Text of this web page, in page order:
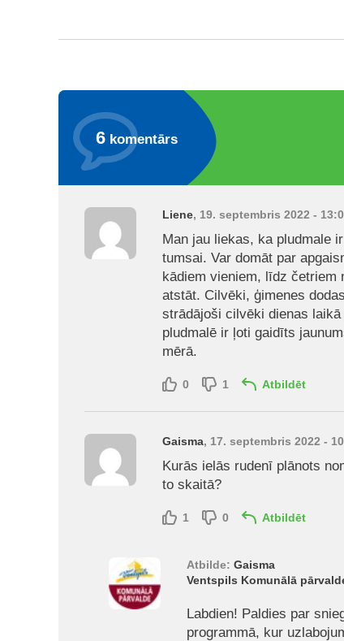
6 komentārs
Liene, 19. septembris 2022 -
Man jau liekas, ka pludmale
tumsai. Var domāt par
kādiem vieniem, līdz četriem
atstāt. Cilvēki, ģimenes
strādājoši cilvēki dienas
pludmalē ir ļoti gaidīts
mērā.
0 1 Atbildēt
Gaisma, 17. septembris 2022 -
Kurās ielās rudenī plānots
to skaitā?
1 0 Atbildēt
Atbilde: Gaisma
Ventspils Komunālā
Labdien! Paldies par
programmā, kur